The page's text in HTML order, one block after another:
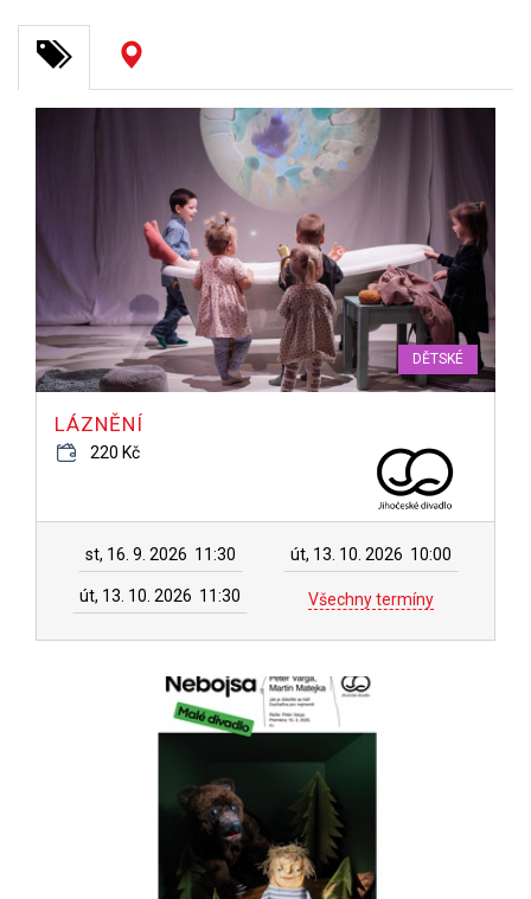
DĚTSKÉ
LÁZNĚNÍ
220 Kč
st, 16. 9. 2026 11:30 út, 13. 10. 2026 10:00
út, 13. 10. 2026 11:30 Všechny termíny